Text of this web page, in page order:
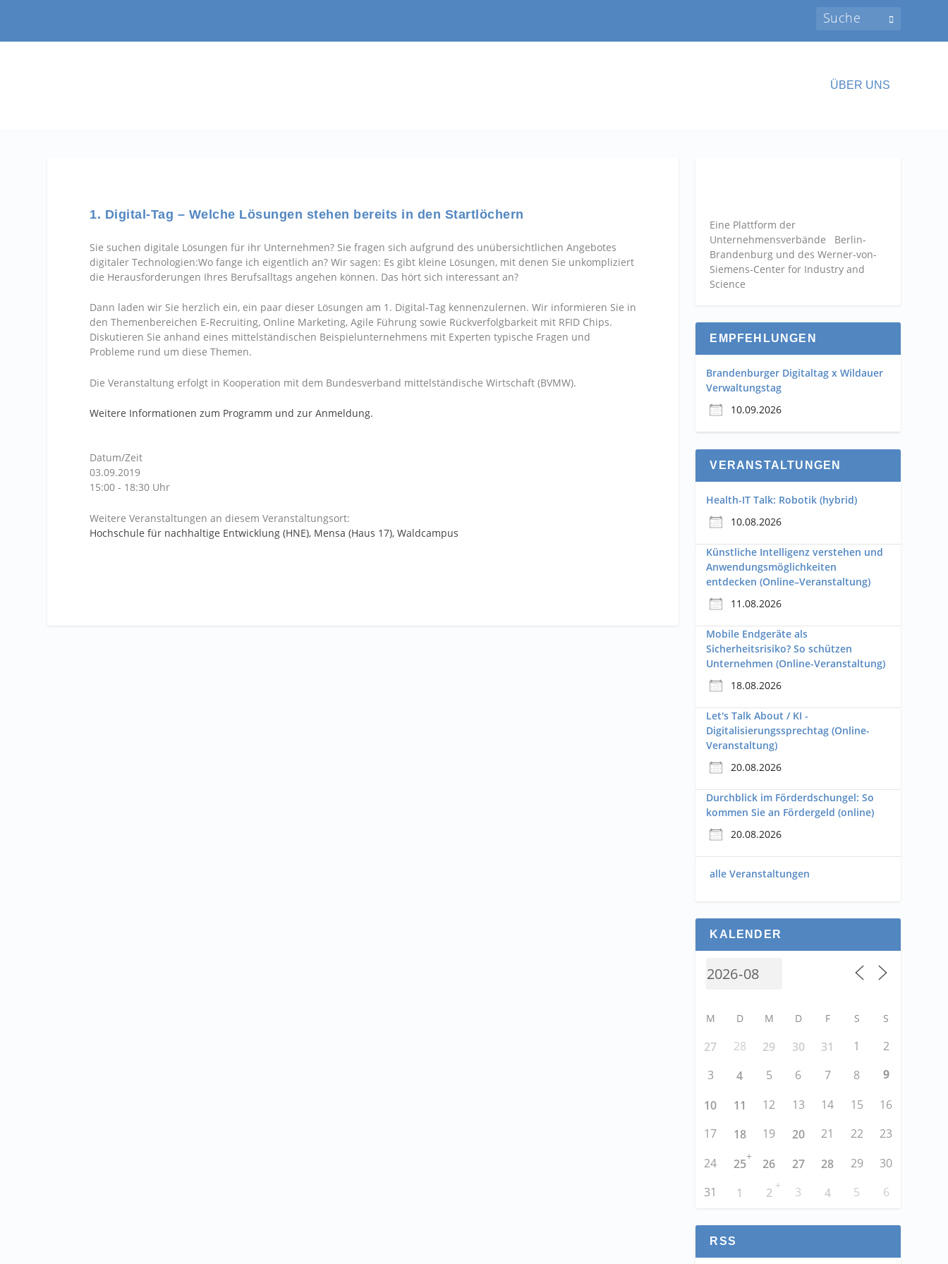
ÜBER UNS
1. Digital-Tag – Welche Lösungen stehen bereits in den Startlöchern
Sie suchen digitale Lösungen für ihr Unternehmen? Sie fragen sich aufgrund des unübersichtlichen Angebotes
digitaler Technologien:Wo fange ich eigentlich an? Wir sagen: Es gibt kleine Lösungen, mit denen Sie unkompliziert
die Herausforderungen Ihres Berufsalltags angehen können. Das hört sich interessant an?
Dann laden wir Sie herzlich ein, ein paar dieser Lösungen am 1. Digital-Tag kennenzulernen. Wir informieren Sie in
den Themenbereichen E-Recruiting, Online Marketing, Agile Führung sowie Rückverfolgbarkeit mit RFID Chips.
Diskutieren Sie anhand eines mittelständischen Beispielunternehmens mit Experten typische Fragen und
Probleme rund um diese Themen.
Die Veranstaltung erfolgt in Kooperation mit dem Bundesverband mittelständische Wirtschaft (BVMW).
Weitere Informationen zum Programm und zur Anmeldung.
Datum/Zeit
03.09.2019
15:00 - 18:30 Uhr
Weitere Veranstaltungen an diesem Veranstaltungsort:
Hochschule für nachhaltige Entwicklung (HNE), Mensa (Haus 17), Waldcampus
Eine Plattform der
Unternehmensverbände Berlin-
Brandenburg und des Werner-von-
Siemens-Center for Industry and
Science
EMPFEHLUNGEN
Brandenburger Digitaltag x Wildauer
Verwaltungstag
10.09.2026
VERANSTALTUNGEN
Health-IT Talk: Robotik (hybrid)
10.08.2026
Künstliche Intelligenz verstehen und
Anwendungsmöglichkeiten
entdecken (Online–Veranstaltung)
11.08.2026
Mobile Endgeräte als
Sicherheitsrisiko? So schützen
Unternehmen (Online-Veranstaltung)
18.08.2026
Let's Talk About / KI -
Digitalisierungssprechtag (Online-
Veranstaltung)
20.08.2026
Durchblick im Förderdschungel: So
kommen Sie an Fördergeld (online)
20.08.2026
alle Veranstaltungen
KALENDER
M D M D F S S
27 28 29 30 31 1
2
3
4 5 6 7 8
9
10
11 12 13 14 15
16
17
18 19 20 21 22
23
24
25
+
26 27 28 29
30
31
1 2
+ 3 4 5 6
RSS